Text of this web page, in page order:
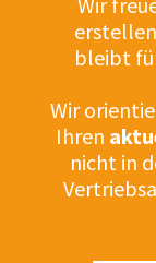
bleibt
Wir
Ihren
nicht in